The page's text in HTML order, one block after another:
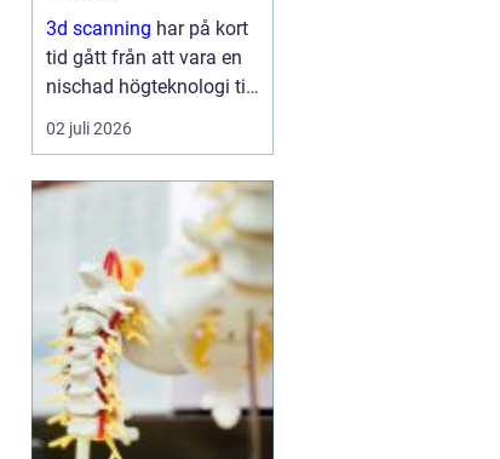
3d scanning har på kort
tid gått från att vara en
nischad högteknologi till
ett praktiskt verktyg för
företag, fastighetsägare
verkligheten med laser
och kamera skapas...
02 juli 2026